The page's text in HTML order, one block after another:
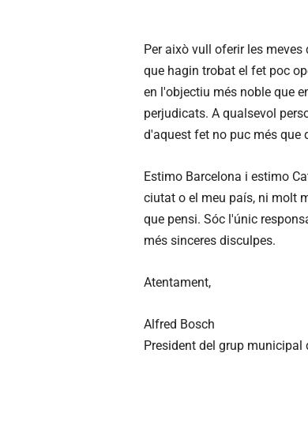
Per això vull oferir les
que hagin trobat el fet poc
en l'objectiu més noble que
perjudicats. A qualsevol
d'aquest fet no puc més que
Estimo Barcelona i estimo
ciutat o el meu país, ni molt
que pensi. Sóc l'únic
més sinceres disculpes.
Atentament,
Alfred Bosch
President del grup municipal